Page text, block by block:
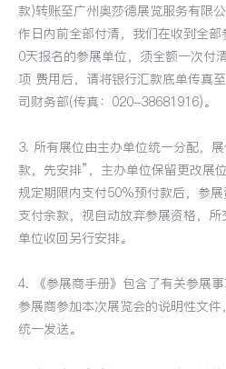
款)转账至广州奥莎德展览服务有限
作日内前全部付清，我们在收到全
0天报名的参展单位，须全额一次付
项 费用后，请将银行汇款底单传真
司财务部(传真：020-38681916)。
3. 所有展位由主办单位统一分配，
款，先安排”，主办单位保留更改展
规定期限内支付50%预付款后，参
支付余款，视自动放弃参展资格，
单位收回另行安排。
4. 《参展商手册》包含了有关参展
参展商参加本次展览会的说明性文
统一发送。